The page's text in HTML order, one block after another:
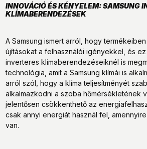
INNOVÁCIÓ ÉS KÉNYELEM: SAMSUNG
KLÍMABERENDEZÉSEK
A Samsung ismert arról, hogy
újításokat a felhasználói igényekkel, és
inverteres klímaberendezéseiknél is
technológia, amit a Samsung klímái is
arról szól, hogy a klíma teljesítményét
alkalmazkodni a szoba hőmérsékletének
jelentősen csökkenthető az
csak annyi energiát használ fel,
van.